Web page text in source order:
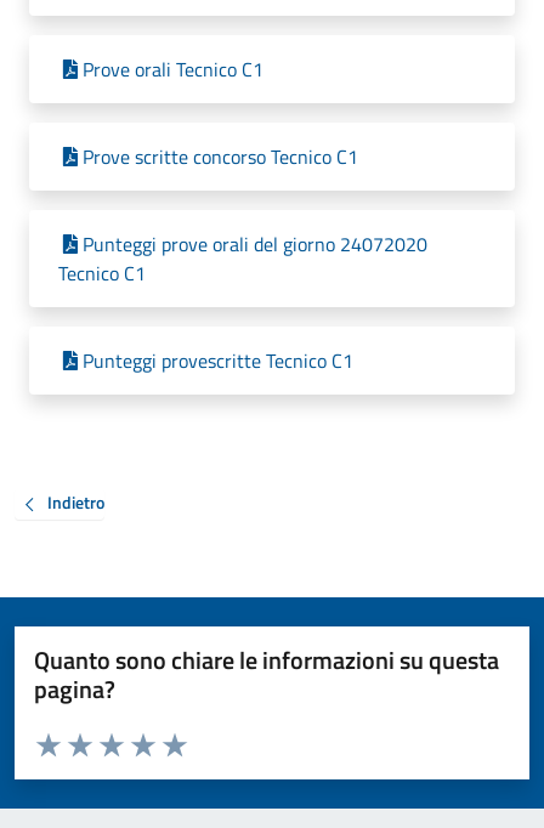
Prove orali Tecnico C1
Prove scritte concorso Tecnico C1
Punteggi prove orali del giorno 24072020
Tecnico C1
Punteggi provescritte Tecnico C1
Indietro
Quanto sono chiare le informazioni su questa
pagina?
Valuta da 1 a 5 stelle la pagina
Valuta 5 stelle su 5
Valuta 4 stelle su 5
Valuta 3 stelle su 5
Valuta 2 stelle su 5
Valuta 1 stelle su 5